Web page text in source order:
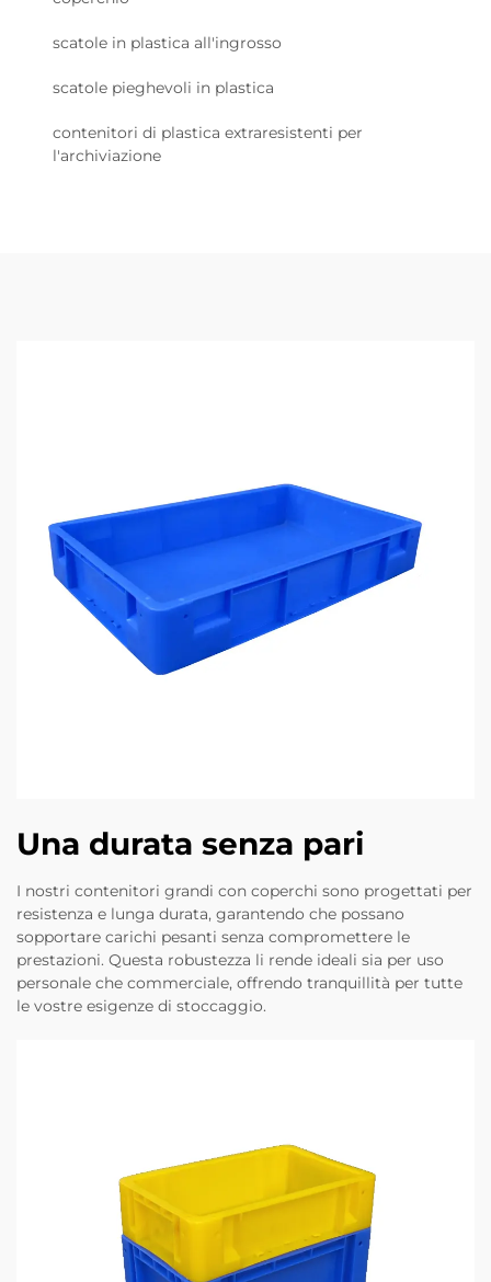
scatole in plastica all'ingrosso
scatole pieghevoli in plastica
contenitori di plastica extraresistenti per
l'archiviazione
Una durata senza pari
I nostri contenitori grandi con coperchi sono progettati per
resistenza e lunga durata, garantendo che possano
sopportare carichi pesanti senza compromettere le
prestazioni. Questa robustezza li rende ideali sia per uso
personale che commerciale, offrendo tranquillità per tutte
le vostre esigenze di stoccaggio.